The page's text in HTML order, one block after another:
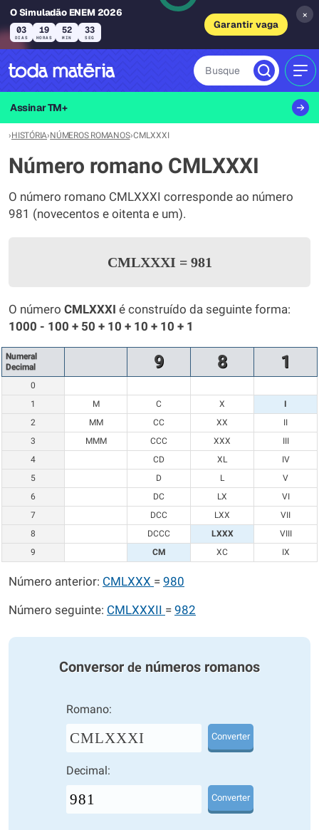
O Simuladão ENEM 2026
03
DIAS
19
HORAS
52
MIN
33
SEG
Garantir vaga
×
Busque
Assinar TM+
›HISTÓRIA›NÚMEROS ROMANOS›CMLXXXI
Número romano CMLXXXI
O número romano CMLXXXI corresponde ao número
981 (novecentos e oitenta e um).
CMLXXXI =981
O número CMLXXXI é construído da seguinte forma:
1000 - 100 + 50 + 10 + 10 + 10 + 1
Numeral
Decimal
9 8 1
0
1
M C X
I
2
MM CC XX
II
3
MMM CCC XXX
III
4
CD XL
IV
5
D L
V
6
DC LX
VI
7
DCC LXX
VII
8
DCCC LXXX
VIII
9
CM XC IX
Número anterior: CMLXXX = 980
Número seguinte: CMLXXXII = 982
Conversor de números romanos
Romano:
CMLXXXI Converter
Decimal:
Converter